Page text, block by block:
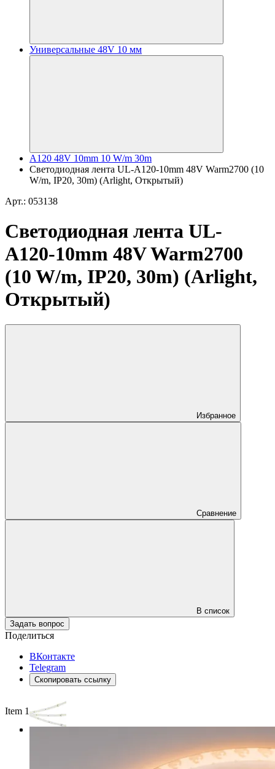
Универсальные 48V 10 мм
A120 48V 10mm 10 W/m 30m
Светодиодная лента UL-A120-10mm 48V Warm2700 (10
W/m, IP20, 30m) (Arlight, Открытый)
Арт.: 053138
Светодиодная лента UL-
A120-10mm 48V Warm2700
(10 W/m, IP20, 30m) (Arlight,
Открытый)
Избранное
Сравнение
В список
Задать вопрос
Поделиться
ВКонтакте
Telegram
Скопировать ссылку
Item 1 of 3